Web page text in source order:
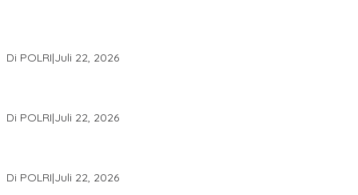
Di POLRI|Juli 22, 2026
Di POLRI|Juli 22, 2026
Di POLRI|Juli 22, 2026